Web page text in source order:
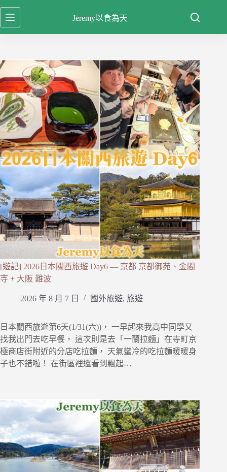
跳
至
容
Jeremy以食為天
[遊記] 2026日本關西旅遊 Day6 — 京都 京都御苑、金閣
寺 + 大阪 難波
2026 年 8 月 7 日 國外旅遊, 旅遊
日本關西旅遊第6天(1/31(六))， 一早起來我高中同學又
找我出門去吃早餐， 這次則是去「一蘭拉麵」在寺町京
極商店街附近的分店吃拉麵， 天氣蠻冷的吃拉麵暖暖身
子也不錯啦！ 在街區裡還看到飄起…